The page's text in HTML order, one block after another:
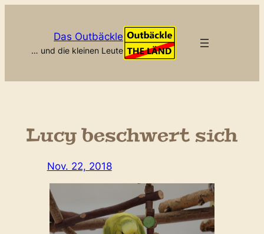
Das Outbäckle
… und die kleinen Leute
Lucy beschwert sich
Nov. 22, 2018